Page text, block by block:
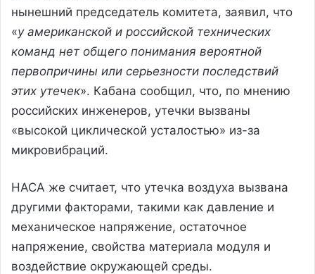
нынешний председатель комитета, заявил, что
«у американской и российской технических
команд нет общего понимания вероятной
первопричины или серьезности последствий
этих утечек». Кабана сообщил, что, по мнению
российских инженеров, утечки вызваны
«высокой циклической усталостью» из-за
микровибраций.
НАСА же считает, что утечка воздуха вызвана
другими факторами, такими как давление и
механическое напряжение, остаточное
напряжение, свойства материала модуля и
воздействие окружающей среды.